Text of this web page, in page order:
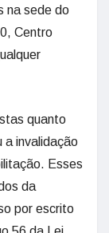
na sede do
Centro
quanto
a invalidação
Esses
da
por escrito